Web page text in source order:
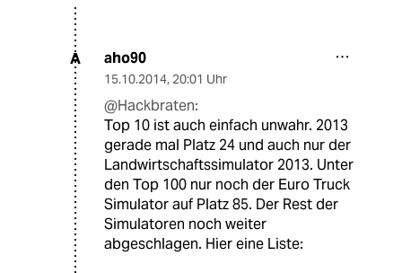
A aho90
15.10.2014, 20:01 Uhr
@Hackbraten:
Top 10 ist auch einfach unwahr. 2013
gerade mal Platz 24 und auch nur der
Landwirtschaftssimulator 2013. Unter
den Top 100 nur noch der Euro Truck
Simulator auf Platz 85. Der Rest der
Simulatoren noch weiter
abgeschlagen. Hier eine Liste: